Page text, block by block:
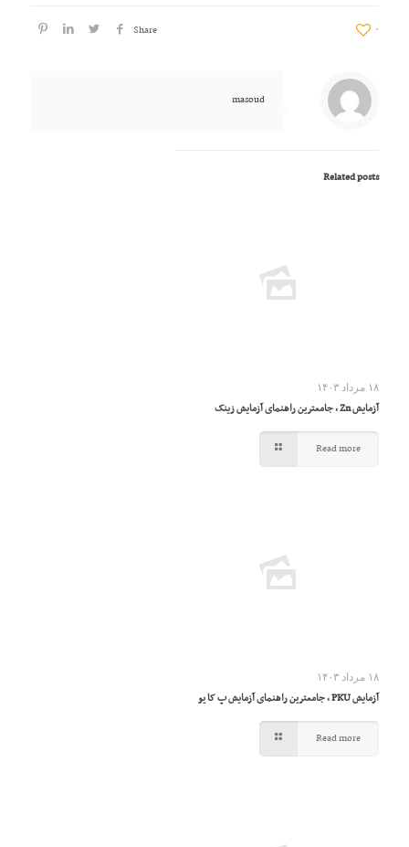
Share ۰
masoud
Related posts
۱۸ مرداد ۱۴۰۳
آزمایش Zn ، جامعترین راهنمای آزمایش زینک
Read more
۱۸ مرداد ۱۴۰۳
آزمایش PKU ، جامعترین راهنمای آزمایش پ کا یو
Read more